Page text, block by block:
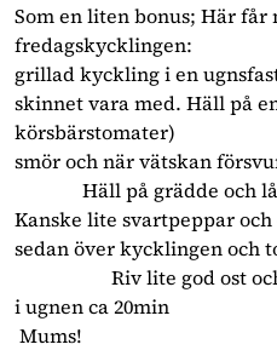
Som en liten bonus; Här får
grillad kyckling i en
skinnet vara med. Häll på
körsbärstomater)
smör och när vätskan
Häll på grädde och låt
Kanske lite svartpeppar
sedan över
Riv lite god ost och
i ugnen ca 20min
Mums!